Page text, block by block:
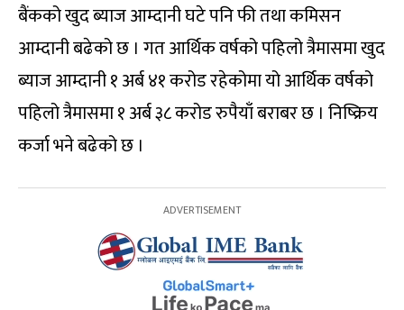
बैंकको खुद ब्याज आम्दानी घटे पनि फी तथा कमिसन
आम्दानी बढेको छ । गत आर्थिक वर्षको पहिलो त्रैमासमा खुद
ब्याज आम्दानी १ अर्ब ४१ करोड रहेकोमा यो आर्थिक वर्षको
पहिलो त्रैमासमा १ अर्ब ३८ करोड रुपैयाँ बराबर छ । निष्क्रिय
कर्जा भने बढेको छ ।